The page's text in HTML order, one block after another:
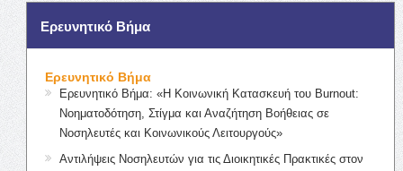
Ερευνητικό Βήμα
Ερευνητικό Βήμα
Ερευνητικό Βήμα: «Η Κοινωνική Κατασκευή του Burnout:
Νοηματοδότηση, Στίγμα και Αναζήτηση Βοήθειας σε
Νοσηλευτές και Κοινωνικούς Λειτουργούς»
Αντιλήψεις Νοσηλευτών για τις Διοικητικές Πρακτικές στον